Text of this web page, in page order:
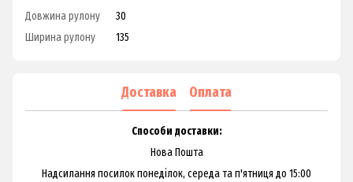
Довжина рулону
30
Ширина рулону
135
Доставка Оплата
Способи доставки:
Нова Пошта
Надсилання посилок понеділок, середа та п'ятниця до 15:00